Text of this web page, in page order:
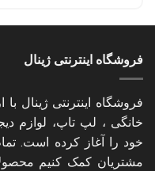
فروشگاه اینترنتی ژینال
فروشگاه اینترنتی ژینال
خانگی ، لپ تاپ، لوازم
خود را آغاز کرده است.
مشتریان کمک کنیم